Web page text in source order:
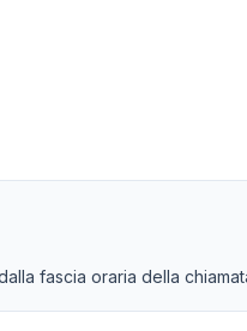
fascia oraria della